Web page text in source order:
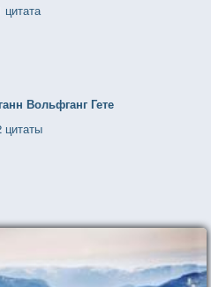
цитата
Вольфганг Гете
цитаты